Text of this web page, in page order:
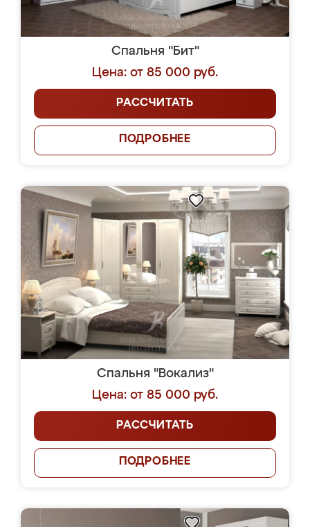
Спальня "Бит"
Цена: от 85 000 руб.
РАССЧИТАТЬ
ПОДРОБНЕЕ
Спальня "Вокализ"
Цена: от 85 000 руб.
РАССЧИТАТЬ
ПОДРОБНЕЕ